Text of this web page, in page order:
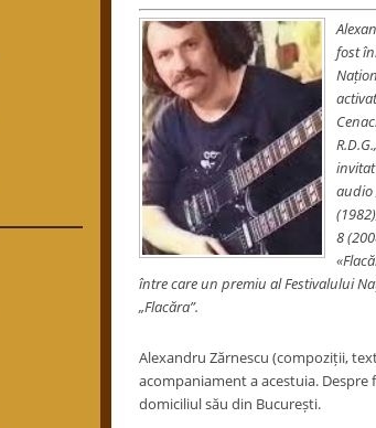
fost
audio
8
între care un premiu al Festivalului
„Flacăra”.
Alexandru Zărnescu (compoziții,
acompaniament a acestuia.
domiciliul său din București.